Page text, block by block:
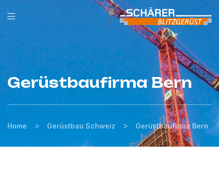
Gerüstbaufirma Bern
Home > Gerüstbau Schweiz > Gerüstbaufirma Bern